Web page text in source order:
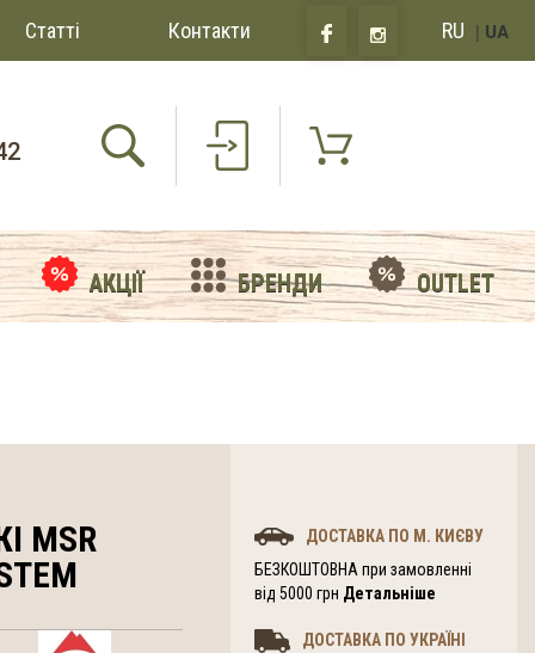
Статті Контакти RU | UA
АКЦІЇ БРЕНДИ OUTLET
MSR
ДОСТАВКА ПО М. КИЄВУ
БЕЗКОШТОВНА при замовленні
від 5000 грн Детальніше
ДОСТАВКА ПО УКРАЇНІ